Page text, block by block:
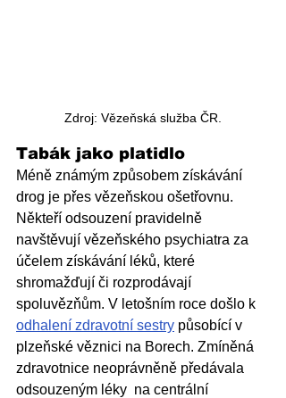
Zdroj: Vězeňská služba ČR.
Tabák jako platidlo
Méně známým způsobem získávání
drog je přes vězeňskou ošetřovnu.
Někteří odsouzení pravidelně
navštěvují vězeňského psychiatra za
účelem získávání léků, které
shromažďují či rozprodávají
spoluvězňům. V letošním roce došlo k
odhalení zdravotní sestry působící v
plzeňské věznici na Borech. Zmíněná
zdravotnice neoprávněně předávala
odsouzeným léky  na centrální